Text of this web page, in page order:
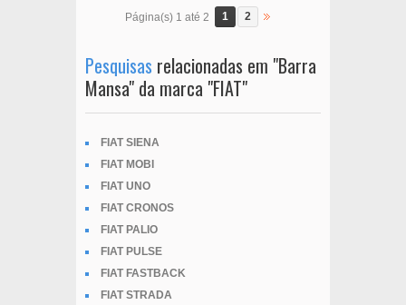
Página(s) 1 até 2 1 2
Pesquisas relacionadas em "Barra
Mansa" da marca "FIAT"
FIAT SIENA
FIAT MOBI
FIAT UNO
FIAT CRONOS
FIAT PALIO
FIAT PULSE
FIAT FASTBACK
FIAT STRADA